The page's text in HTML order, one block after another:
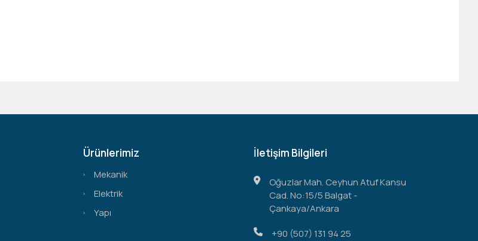
Ürünlerimiz
Mekanik
Elektrik
Yapı
İletişim Bilgileri
Oğuzlar Mah. Ceyhun Atuf Kansu
Cad. No:15/5 Balgat -
Çankaya/Ankara
+90 (507) 131 94 25